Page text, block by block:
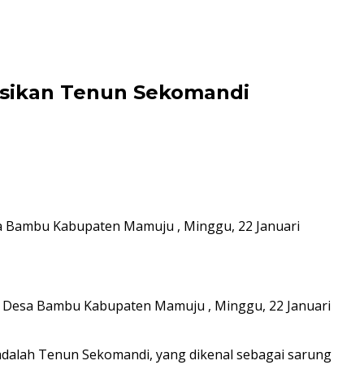
Tenun Sekomandi
Kabupaten Mamuju , Minggu, 22 Januari
Bambu Kabupaten Mamuju , Minggu, 22 Januari
Tenun Sekomandi, yang dikenal sebagai sarung